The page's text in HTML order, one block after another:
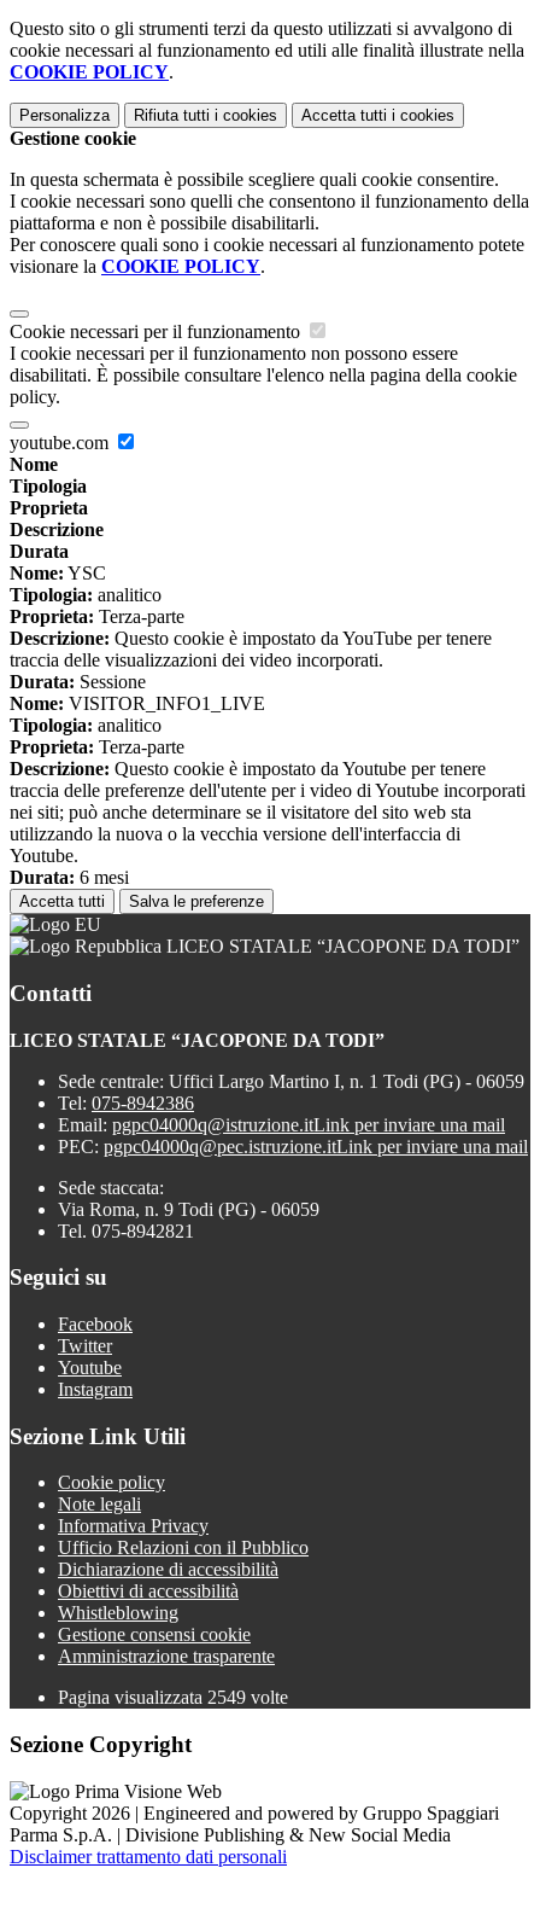
Questo sito o gli strumenti terzi da questo utilizzati si avvalgono di
cookie necessari al funzionamento ed utili alle finalità illustrate nella
COOKIE POLICY.
Personalizza Rifiuta tutti i cookies Accetta tutti i cookies
Gestione cookie
In questa schermata è possibile scegliere quali cookie consentire.
I cookie necessari sono quelli che consentono il funzionamento della
piattaforma e non è possibile disabilitarli.
Per conoscere quali sono i cookie necessari al funzionamento potete
visionare la COOKIE POLICY.
Cookie necessari per il funzionamento
I cookie necessari per il funzionamento non possono essere
disabilitati. È possibile consultare l'elenco nella pagina della cookie
policy.
youtube.com
Nome
Tipologia
Proprieta
Descrizione
Durata
Nome: YSC
Tipologia: analitico
Proprieta: Terza-parte
Descrizione: Questo cookie è impostato da YouTube per tenere
traccia delle visualizzazioni dei video incorporati.
Durata: Sessione
Nome: VISITOR_INFO1_LIVE
Tipologia: analitico
Proprieta: Terza-parte
Descrizione: Questo cookie è impostato da Youtube per tenere
traccia delle preferenze dell'utente per i video di Youtube incorporati
nei siti; può anche determinare se il visitatore del sito web sta
utilizzando la nuova o la vecchia versione dell'interfaccia di
Youtube.
Durata: 6 mesi
Accetta tutti Salva le preferenze
LICEO STATALE “JACOPONE DA TODI”
Contatti
LICEO STATALE “JACOPONE DA TODI”
Sede centrale: Uffici Largo Martino I, n. 1 Todi (PG) - 06059
Tel: 075-8942386
Email: pgpc04000q@istruzione.itLink per inviare una mail
PEC: pgpc04000q@pec.istruzione.itLink per inviare una mail
Sede staccata:
Via Roma, n. 9 Todi (PG) - 06059
Tel. 075-8942821
Seguici su
Facebook
Twitter
Youtube
Instagram
Sezione Link Utili
Cookie policy
Note legali
Informativa Privacy
Ufficio Relazioni con il Pubblico
Dichiarazione di accessibilità
Obiettivi di accessibilità
Whistleblowing
Gestione consensi cookie
Amministrazione trasparente
Pagina visualizzata 2549 volte
Sezione Copyright
Copyright 2026 | Engineered and powered by Gruppo Spaggiari
Parma S.p.A. | Divisione Publishing & New Social Media
Disclaimer trattamento dati personali